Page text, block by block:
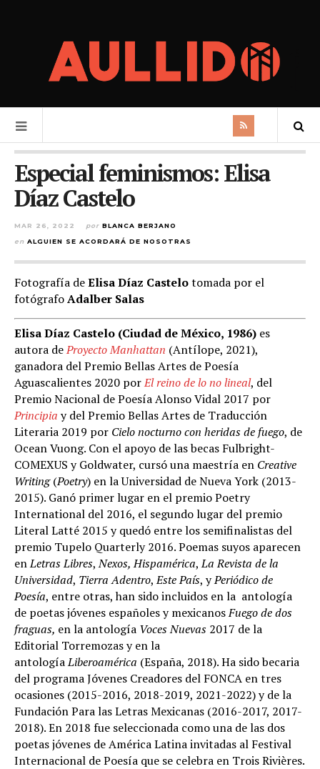
Especial feminismos: Elisa
Díaz Castelo
MAR 26, 2022 por BLANCA BERJANO
en ALGUIEN SE ACORDARÁ DE NOSOTRAS
Fotografía deElisa Díaz Castelotomada por el
fotógrafoAdalber Salas
Elisa Díaz Castelo (Ciudad de México, 1986) es
autora deProyecto Manhattan (Antílope, 2021),
ganadora del Premio Bellas Artes de Poesía
Aguascalientes 2020 porEl reino de lo no lineal, del
Premio Nacional de Poesía Alonso Vidal 2017 por
Principia y del Premio Bellas Artes de Traducción
Literaria 2019 por Cielo nocturno con heridas de fuego, de
Ocean Vuong. Con el apoyo de las becas Fulbright-
COMEXUS y Goldwater, cursó una maestría en Creative
Writing(Poetry) en la Universidad de Nueva York (2013-
2015). Ganó primer lugar en el premio Poetry
International del 2016, el segundo lugar del premio
Literal Latté 2015 y quedó entre los semifinalistas del
premio Tupelo Quarterly 2016. Poemas suyos aparecen
enLetras Libres,Nexos, Hispamérica,La Revista de la
Universidad, Tierra Adentro,Este País, yPeriódico de
Poesía, entre otras, han sido incluidos en la antología
de poetas jóvenes españoles y mexicanosFuego de dos
fraguas, en la antología Voces Nuevas 2017 de la
Editorial Torremozas y en la
antologíaLiberoamérica (España, 2018). Ha sido becaria
del programa Jóvenes Creadores del FONCA en tres
ocasiones (2015-2016, 2018-2019, 2021-2022) y de la
Fundación Para las Letras Mexicanas (2016-2017, 2017-
2018). En 2018 fue seleccionada como una de las dos
poetas jóvenes de América Latina invitadas al Festival
Internacional de Poesía que se celebra en Trois Rivières.